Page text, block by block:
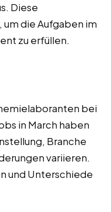
Diese
die Aufgaben im
zu erfüllen.
bei
in March haben
Branche
variieren.
und Unterschiede